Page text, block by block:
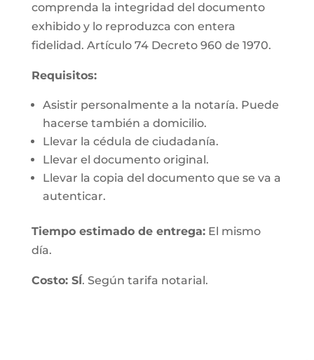
comprenda la integridad del documento
exhibido y lo reproduzca con entera
fidelidad. Artículo 74 Decreto 960 de 1970.
Requisitos:
Asistir personalmente a la notaría. Puede
hacerse también a domicilio.
Llevar la cédula de ciudadanía.
Llevar el documento original.
Llevar la copia del documento que se va a
autenticar.
Tiempo estimado de entrega:El mismo
día.
Costo: SÍ. Según tarifa notarial.